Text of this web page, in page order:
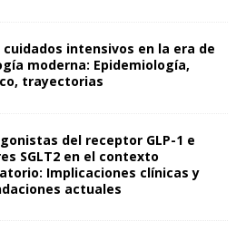
cuidados intensivos en la era de
moderna: Epidemiología,
trayectorias
del receptor GLP-1 e
SGLT2 en el contexto
Implicaciones clínicas y
actuales